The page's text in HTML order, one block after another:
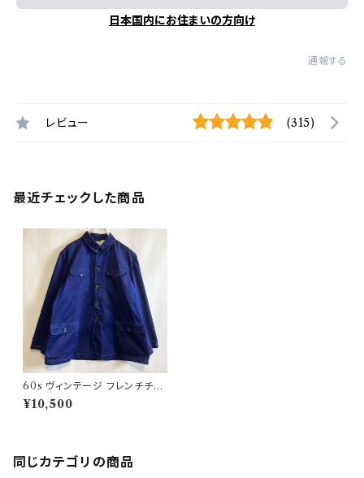
日本国内にお住まいの方向け
通報する
レビュー (315)
最近チェックした商品
60s ヴィンテージ フレンチチャ
イナ ワークジャケット ユーロヴ
ィンテージ
¥10,500
同じカテゴリの商品